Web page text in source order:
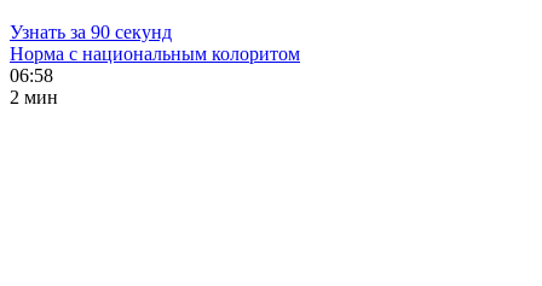
Узнать за 90 секунд
Норма с национальным колоритом
06:58
2 мин